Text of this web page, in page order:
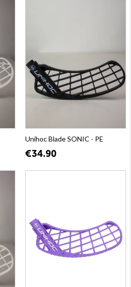
Unihoc Blade SONIC - PE
€34.90